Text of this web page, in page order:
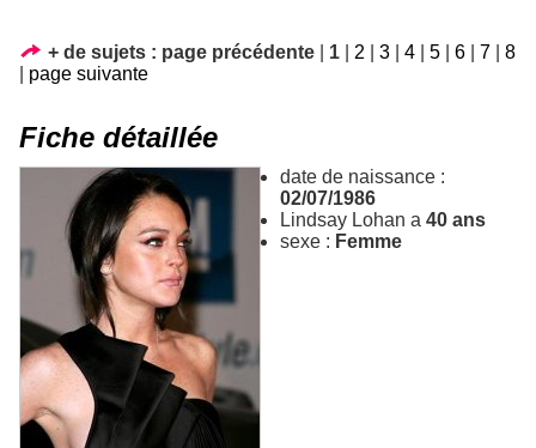
+ de sujets : page précédente 1 2 3 4 5 6 7
8
page suivante
Fiche détaillée
date de naissance :
02/07/1986
Lindsay Lohan a 40 ans
sexe : Femme